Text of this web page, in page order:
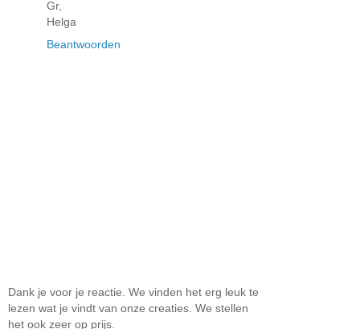
Gr,
Helga
Beantwoorden
Dank je voor je reactie. We vinden het erg leuk te
lezen wat je vindt van onze creaties. We stellen
het ook zeer op prijs.